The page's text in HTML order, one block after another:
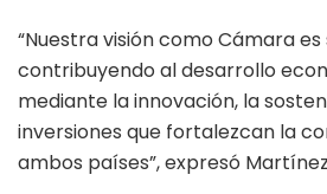
“Nuestra visión como Cámara es
contribuyendo al desarrollo
mediante la innovación, la
inversiones que fortalezcan la
ambos países”, expresó